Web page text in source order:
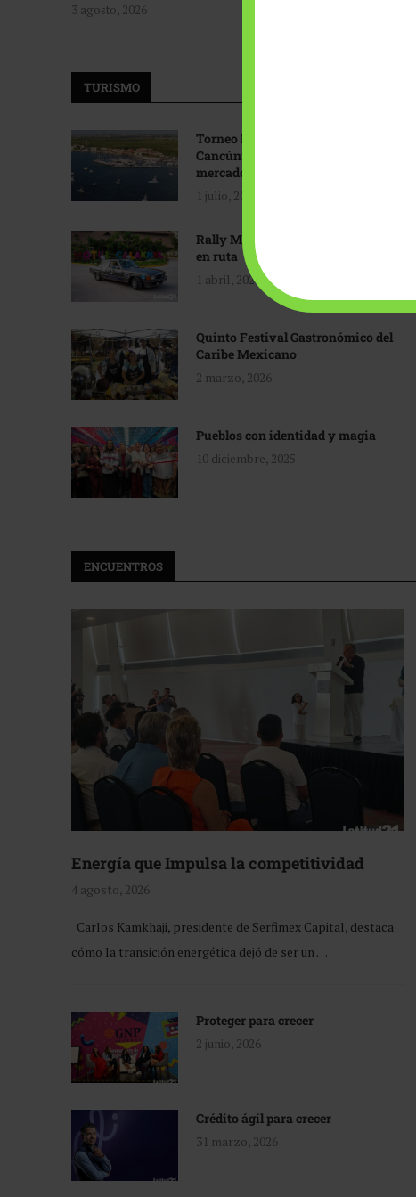
3 agosto, 2026
TURISMO
Torneo Internacional de Pesca
Cancún: Navegando hacia nuevos
mercados
1 julio, 2026
Rally Maya: Herencia automotriz
en ruta
1 abril, 2026
Quinto Festival Gastronómico del
Caribe Mexicano
2 marzo, 2026
Pueblos con identidad y magia
10 diciembre, 2025
ENCUENTROS
Energía que Impulsa la competitividad
4 agosto, 2026
Carlos Kamkhaji, presidente de Serfimex Capital, destaca
cómo la transición energética dejó de ser un …
Proteger para crecer
2 junio, 2026
Crédito ágil para crecer
31 marzo, 2026